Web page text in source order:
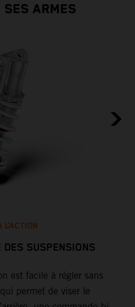
SES ARMES
L’ACTION
SUSPENSIONS
est facile à régler sans
permet de viser le